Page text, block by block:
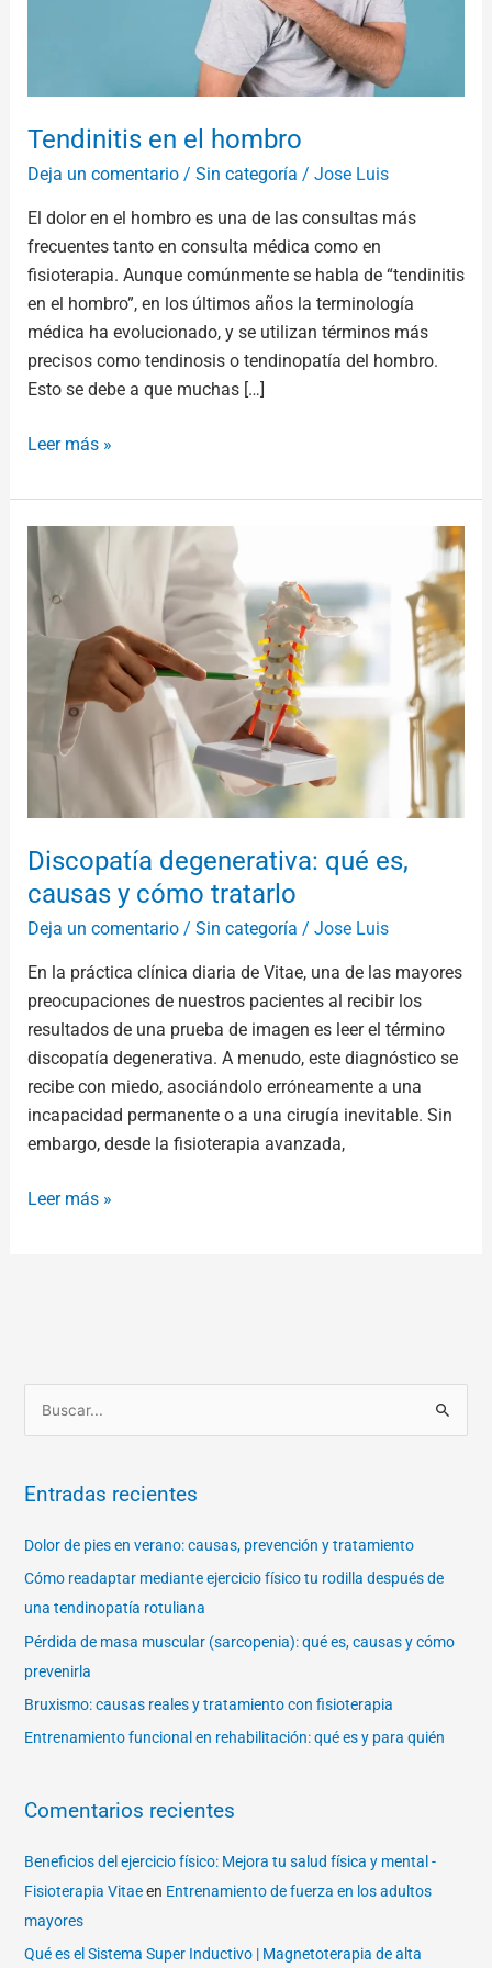
Tendinitis en el hombro
Deja un comentario / Sin categoría / Jose Luis
El dolor en el hombro es una de las consultas más
frecuentes tanto en consulta médica como en
fisioterapia. Aunque comúnmente se habla de “tendinitis
en el hombro”, en los últimos años la terminología
médica ha evolucionado, y se utilizan términos más
precisos como tendinosis o tendinopatía del hombro.
Esto se debe a que muchas […]
Leer más »
Discopatía degenerativa: qué es,
causas y cómo tratarlo
Deja un comentario / Sin categoría / Jose Luis
En la práctica clínica diaria de Vitae, una de las mayores
preocupaciones de nuestros pacientes al recibir los
resultados de una prueba de imagen es leer el término
discopatía degenerativa. A menudo, este diagnóstico se
recibe con miedo, asociándolo erróneamente a una
incapacidad permanente o a una cirugía inevitable. Sin
embargo, desde la fisioterapia avanzada,
Discopatía
degenerativa:
qué
es,
causas
cómo
tratarlo
Leer más »
c
r
:
Entradas recientes
Dolor de pies en verano: causas, prevención y tratamiento
Cómo readaptar mediante ejercicio físico tu rodilla después de
una tendinopatía rotuliana
Pérdida de masa muscular (sarcopenia): qué es, causas y cómo
prevenirla
Bruxismo: causas reales y tratamiento con fisioterapia
Entrenamiento funcional en rehabilitación: qué es y para quién
Comentarios recientes
Beneficios del ejercicio físico: Mejora tu salud física y mental -
Fisioterapia Vitaeen Entrenamiento de fuerza en los adultos
mayores
Qué es el Sistema Super Inductivo | Magnetoterapia de alta